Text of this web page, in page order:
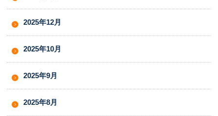
2025年12月
2025年10月
2025年9月
2025年8月